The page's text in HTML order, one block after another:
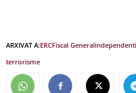
ARXIVAT A:ERCFiscal General
terrorisme